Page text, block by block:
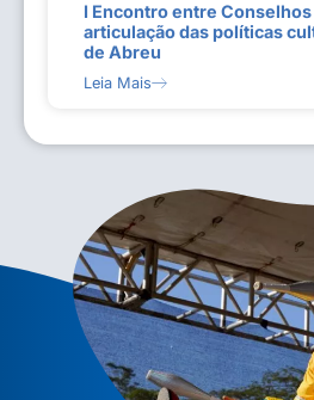
I Encontro entre
articulação das políticas
de Abreu
Leia Mais